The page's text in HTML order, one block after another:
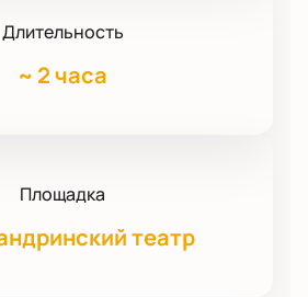
Длительность
~ 2 часа
Площадка
театр